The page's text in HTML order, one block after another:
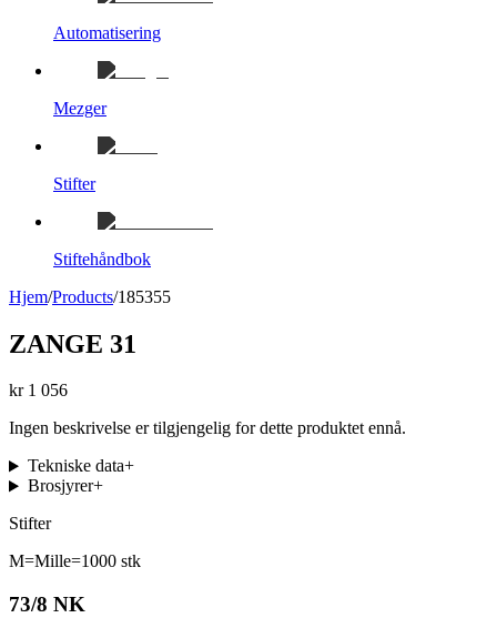
Automatisering
Mezger
Stifter
Stiftehåndbok
Hjem/Products/185355
ZANGE 31
kr 1 056
Ingen beskrivelse er tilgjengelig for dette produktet ennå.
Tekniske data+
Brosjyrer+
Stifter
M=Mille=1000 stk
73/8 NK